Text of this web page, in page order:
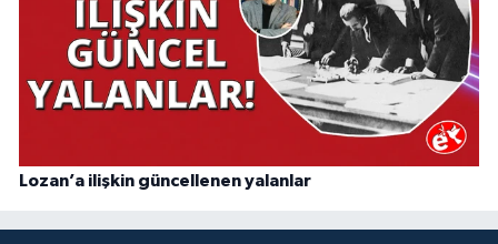
Lozan’a ilişkin güncellenen yalanlar